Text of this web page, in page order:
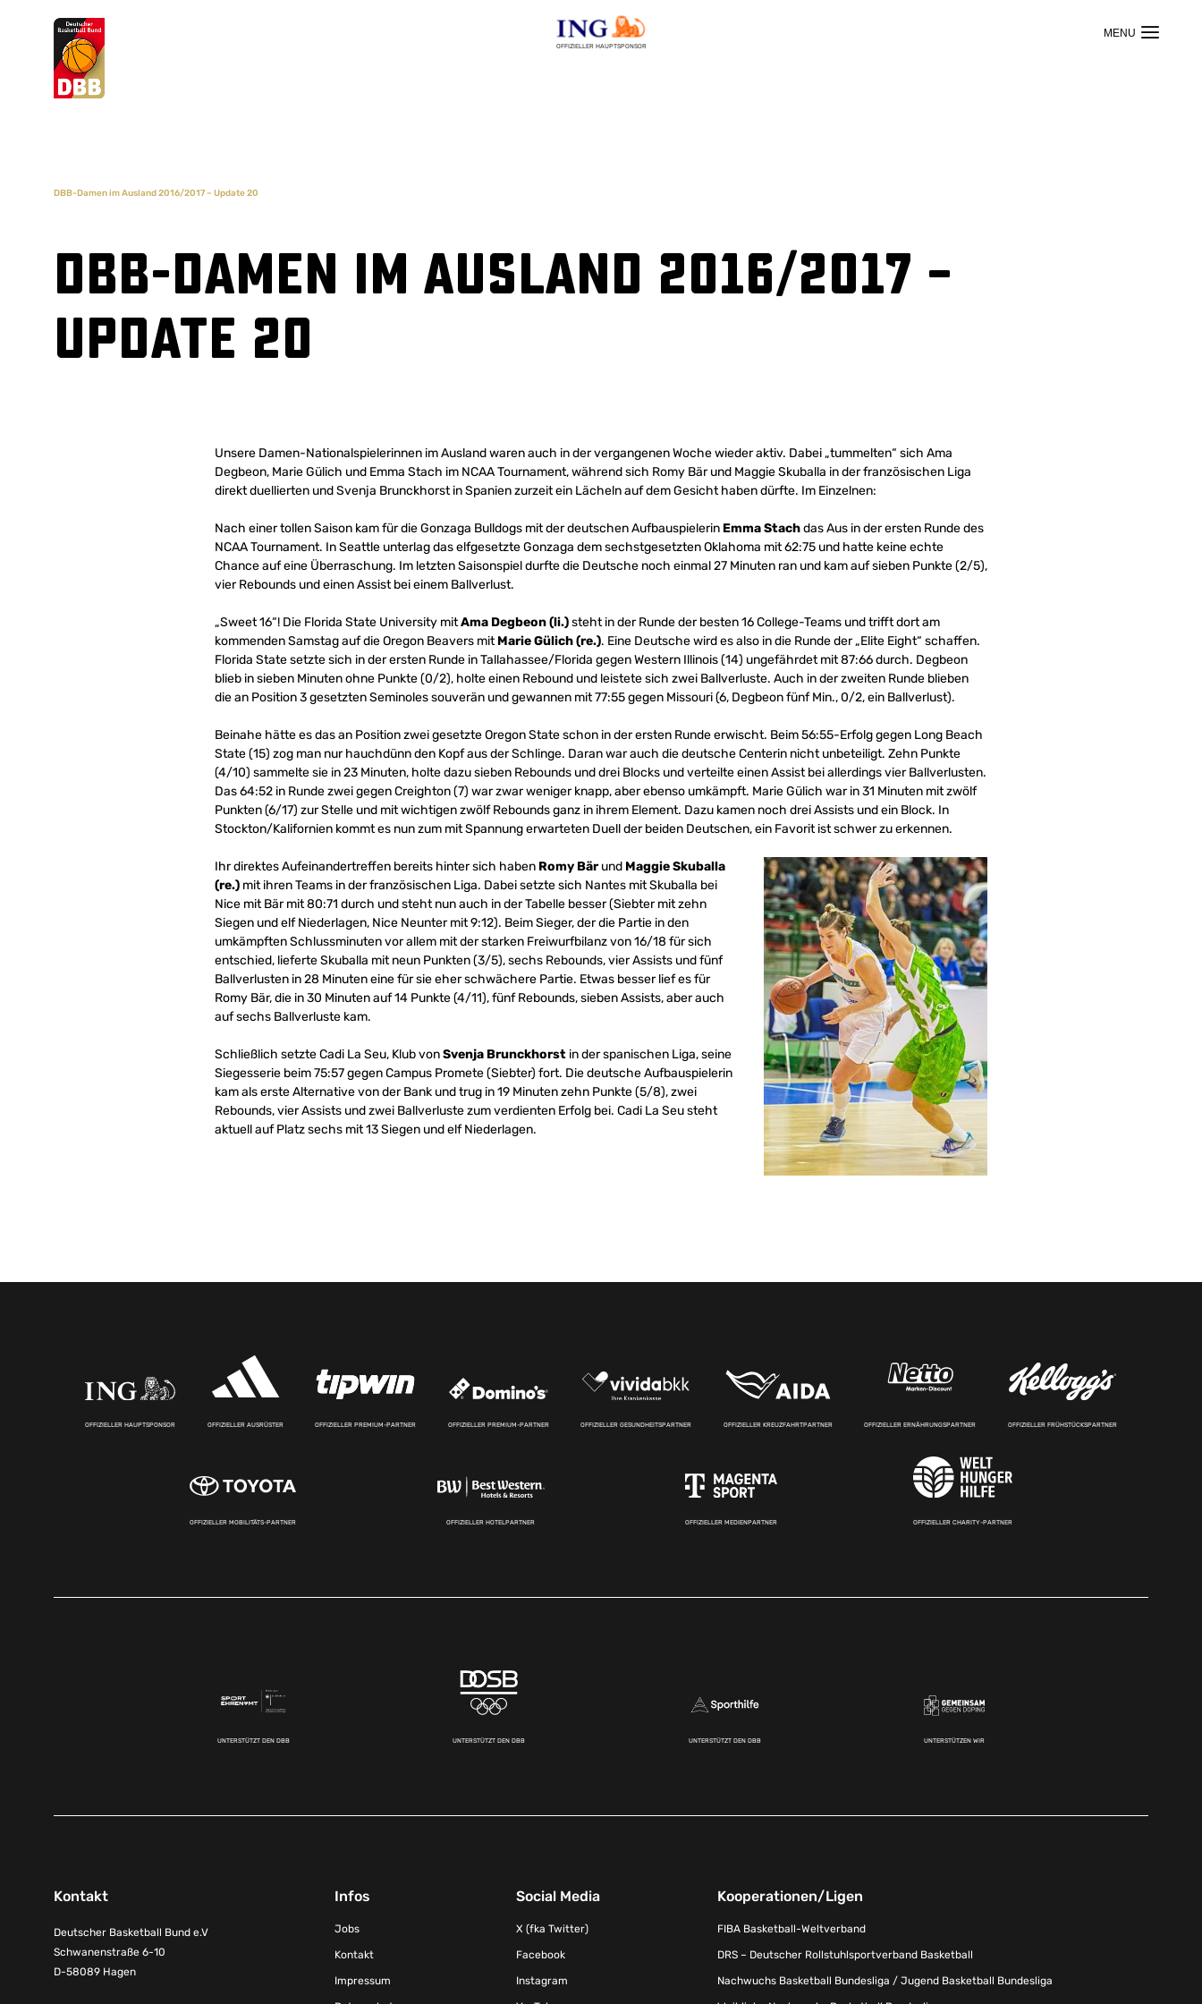
OFFIZIELLER HAUPTSPONSOR
Suchvorschläge
DBB-Damen im Ausland 2016/2017 – Update 20
DBB-Damen im Ausland 2016/2017 –
Update 20
Unsere Damen-Nationalspielerinnen im Ausland waren auch in der vergangenen Woche wieder aktiv. Dabei „tummelten“ sich Ama
Degbeon, Marie Gülich und Emma Stach im NCAA Tournament, während sich Romy Bär und Maggie Skuballa in der französischen Liga
direkt duellierten und Svenja Brunckhorst in Spanien zurzeit ein Lächeln auf dem Gesicht haben dürfte. Im Einzelnen:
Nach einer tollen Saison kam für die Gonzaga Bulldogs mit der deutschen Aufbauspielerin Emma Stachdas Aus in der ersten Runde des
NCAA Tournament. In Seattle unterlag das elfgesetzte Gonzaga dem sechstgesetzten Oklahoma mit 62:75 und hatte keine echte
Chance auf eine Überraschung. Im letzten Saisonspiel durfte die Deutsche noch einmal 27 Minuten ran und kam auf sieben Punkte (2/5),
vier Rebounds und einen Assist bei einem Ballverlust.
„Sweet 16“! Die Florida State University mitAma Degbeon (li.)steht in der Runde der besten 16 College-Teams und trifft dort am
kommenden Samstag auf die Oregon Beavers mitMarie Gülich (re.). Eine Deutsche wird es also in die Runde der „Elite Eight“ schaffen.
Florida State setzte sich in der ersten Runde in Tallahassee/Florida gegen Western Illinois (14) ungefährdet mit 87:66 durch. Degbeon
blieb in sieben Minuten ohne Punkte (0/2), holte einen Rebound und leistete sich zwei Ballverluste. Auch in der zweiten Runde blieben
die an Position 3 gesetzten Seminoles souverän und gewannen mit 77:55 gegen Missouri (6, Degbeon fünf Min., 0/2, ein Ballverlust).
Beinahe hätte es das an Position zwei gesetzte Oregon State schon in der ersten Runde erwischt. Beim 56:55-Erfolg gegen Long Beach
State (15) zog man nur hauchdünn den Kopf aus der Schlinge. Daran war auch die deutsche Centerin nicht unbeteiligt. Zehn Punkte
(4/10) sammelte sie in 23 Minuten, holte dazu sieben Rebounds und drei Blocks und verteilte einen Assist bei allerdings vier Ballverlusten.
Das 64:52 in Runde zwei gegen Creighton (7) war zwar weniger knapp, aber ebenso umkämpft. Marie Gülich war in 31 Minuten mit zwölf
Punkten (6/17) zur Stelle und mit wichtigen zwölf Rebounds ganz in ihrem Element. Dazu kamen noch drei Assists und ein Block. In
Stockton/Kalifornien kommt es nun zum mit Spannung erwarteten Duell der beiden Deutschen, ein Favorit ist schwer zu erkennen.
Ihr direktes Aufeinandertreffen bereits hinter sich haben Romy Bärund Maggie Skuballa
(re.) mit ihren Teams in der französischen Liga. Dabei setzte sich Nantes mit Skuballa bei
Nice mit Bär mit 80:71 durch und steht nun auch in der Tabelle besser (Siebter mit zehn
Siegen und elf Niederlagen, Nice Neunter mit 9:12). Beim Sieger, der die Partie in den
umkämpften Schlussminuten vor allem mit der starken Freiwurfbilanz von 16/18 für sich
entschied, lieferte Skuballa mit neun Punkten (3/5), sechs Rebounds, vier Assists und fünf
Ballverlusten in 28 Minuten eine für sie eher schwächere Partie. Etwas besser lief es für
Romy Bär, die in 30 Minuten auf 14 Punkte (4/11), fünf Rebounds, sieben Assists, aber auch
auf sechs Ballverluste kam.
Schließlich setzte Cadi La Seu, Klub vonSvenja Brunckhorst in der spanischen Liga, seine
Siegesserie beim 75:57 gegen Campus Promete (Siebter) fort. Die deutsche Aufbauspielerin
kam als erste Alternative von der Bank und trug in 19 Minuten zehn Punkte (5/8), zwei
Rebounds, vier Assists und zwei Ballverluste zum verdienten Erfolg bei. Cadi La Seu steht
aktuell auf Platz sechs mit 13 Siegen und elf Niederlagen.
OFFIZIELLER HAUPTSPONSOR OFFIZIELLER AUSRÜSTER OFFIZIELLER PREMIUM-PARTNER OFFIZIELLER PREMIUM-PARTNER OFFIZIELLER GESUNDHEITSPARTNER OFFIZIELLER KREUZFAHRTPARTNER OFFIZIELLER ERNÄHRUNGSPARTNER OFFIZIELLER FRÜHSTÜCKSPARTNER
OFFIZIELLER MOBILITÄTS-PARTNER OFFIZIELLER HOTELPARTNER OFFIZIELLER MEDIENPARTNER OFFIZIELLER CHARITY-PARTNER
UNTERSTÜTZT DEN DBB UNTERSTÜTZT DEN DBB UNTERSTÜTZT DEN DBB UNTERSTÜTZEN WIR
Kontakt
Deutscher Basketball Bund e.V
Schwanenstraße 6-10
D-58089 Hagen
Infos
Jobs
Kontakt
Impressum
Social Media
X (fka Twitter)
Facebook
Instagram
Kooperationen/Ligen
FIBA Basketball-Weltverband
DRS – Deutscher Rollstuhlsportverband Basketball
Nachwuchs Basketball Bundesliga / Jugend Basketball Bundesliga